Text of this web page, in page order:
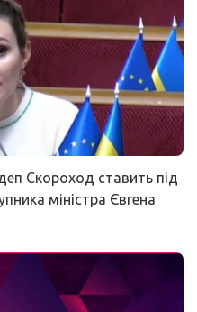
Скороход ставить під
міністра Євгена